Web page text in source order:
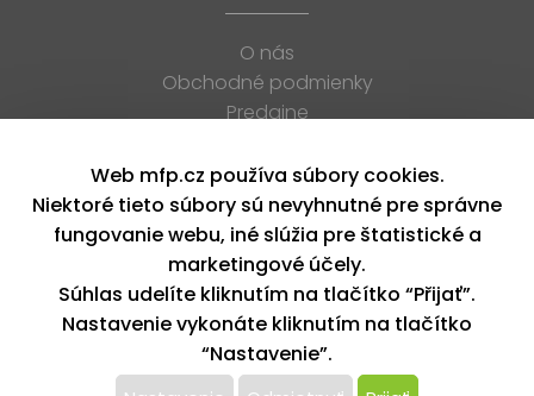
O nás
Obchodné podmienky
Predajne
K stiahnutiu
Blog
Kontakt
Kariéra
XML feed
Copyright © 2026, MFP paper s. r. o. | Všetky práva vyhradené
design by MFP
Web mfp.cz používa súbory cookies.
Niektoré tieto súbory sú nevyhnutné pre správne
fungovanie webu, iné slúžia pre štatistické a
marketingové účely.
Súhlas udelíte kliknutím na tlačítko “Přijať”.
Nastavenie vykonáte kliknutím na tlačítko
“Nastavenie”.